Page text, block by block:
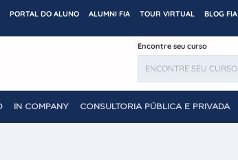
PORTAL DO ALUNO ALUMNI FIA TOUR VIRTUAL BLOG FIA
Encontre seu curso
IN COMPANY CONSULTORIA PÚBLICA E PRIVADA